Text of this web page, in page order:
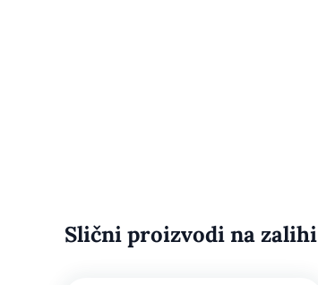
Slični proizvodi na zalihi